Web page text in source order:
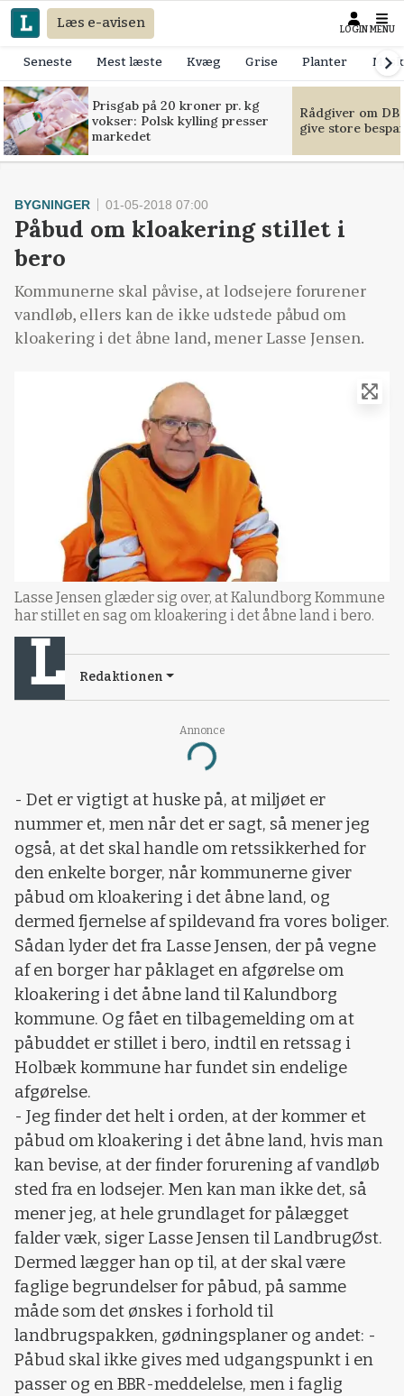
Læs e-avisen LOGIN MENU
Seneste Mest læste Kvæg Grise Planter
Prisgab på 20 kroner pr. kg
vokser: Polsk kylling presser
markedet
Rådgiver om
give store
Annonce
Loading...
BYGNINGER 01-05-2018 07:00
Påbud om kloakering stillet i
bero
Kommunerne skal påvise, at lodsejere forurener
vandløb, ellers kan de ikke udstede påbud om
kloakering i det åbne land, mener Lasse Jensen.
Lasse Jensen glæder sig over, at Kalundborg Kommune
har stillet en sag om kloakering i det åbne land i bero.
Redaktionen
- Det er vigtigt at huske på, at miljøet er
nummer et, men når det er sagt, så mener jeg
også, at det skal handle om retssikkerhed for
den enkelte borger, når kommunerne giver
påbud om kloakering i det åbne land, og
dermed fjernelse af spildevand fra vores boliger.
Sådan lyder det fra Lasse Jensen, der på vegne
af en borger har påklaget en afgørelse om
kloakering i det åbne land til Kalundborg
kommune. Og fået en tilbagemelding om at
påbuddet er stillet i bero, indtil en retssag i
Holbæk kommune har fundet sin endelige
afgørelse.
- Jeg finder det helt i orden, at der kommer et
påbud om kloakering i det åbne land, hvis man
kan bevise, at der finder forurening af vandløb
sted fra en lodsejer. Men kan man ikke det, så
mener jeg, at hele grundlaget for pålægget
falder væk, siger Lasse Jensen til LandbrugØst.
Dermed lægger han op til, at der skal være
faglige begrundelser for påbud, på samme
måde som det ønskes i forhold til
landbrugspakken, gødningsplaner og andet: -
Påbud skal ikke gives med udgangspunkt i en
passer og en BBR-meddelelse, men i faglig